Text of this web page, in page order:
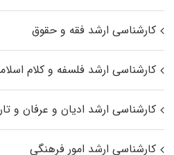
کارشناسی ارشد فقه و حقوق
کارشناسی ارشد فلسفه و کلام
کارشناسی ارشد ادیان و عرفان و
کارشناسی ارشد امور فرهنگی